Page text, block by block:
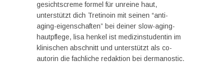
gesichtscreme formel für unreine haut,
unterstützt dich Tretinoin mit seinen “anti-
aging-eigenschaften” bei deiner slow-aging-
hautpflege, lisa henkel ist medizinstudentin im
klinischen abschnitt und unterstützt als co-
autorin die fachliche redaktion bei dermanostic.